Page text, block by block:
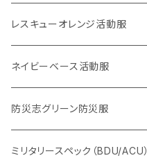
2016,4熊本地震
オールジャパン支援
車両系
重機系
体力系
ヘルプセンター系
レスキューオレンジ活動服
ネイビーベース活動服
防災志グリーン防災服
ミリタリースペック（BDU/ACU）